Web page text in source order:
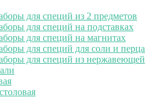
для специй из 2 предметов
для специй на подставках
для специй на магнитах
для специй для соли и перца
для специй из нержавеющей